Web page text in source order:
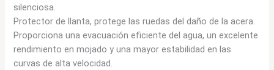
silenciosa.
Protector de llanta, protege las ruedas del daño de la acera.
Proporciona una evacuación eficiente del agua, un excelente
rendimiento en mojado y una mayor estabilidad en las
curvas de alta velocidad.